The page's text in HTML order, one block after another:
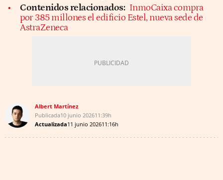
Contenidos relacionados: InmoCaixa compra
por 385 millones el edificio Estel, nueva sede de
AstraZeneca
Albert Martínez
Publicada10 junio 202611:39h
Actualizada11 junio 202611:16h